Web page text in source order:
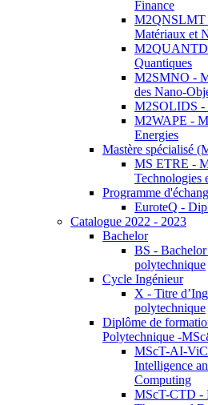
Finance
M2QNSLMT
Matériaux et
Quantiques
M2SMNO -
des Nano-
M2SOLIDS -
M2WAPE -
Energies
Mastère spécialisé
MS ETRE -
Technologies
Programme
EuroteQ -
Catalogue 2022 - 2023
Bachelor
BS -
polytechnique
Cycle Ingénieur
X - Titre
polytechnique
Diplôme de
Polytechnique -
MScT-AI-
Intelligence
Computing
MScT-CTD -